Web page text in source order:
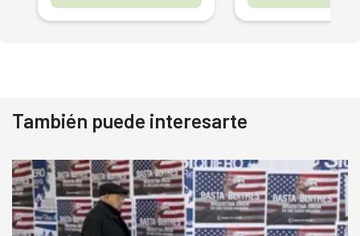
También puede interesarte